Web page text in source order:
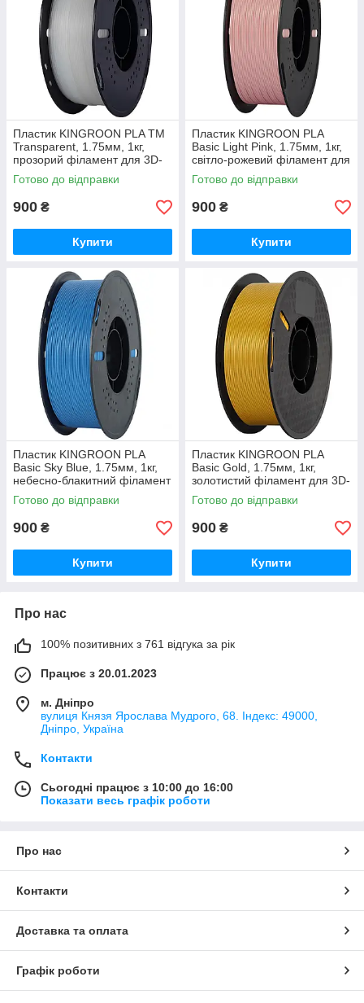
Пластик KINGROON PLA TM
Transparent, 1.75мм, 1кг,
прозорий філамент для 3D-
друку
Готово до відправки
900 ₴
Купити
Пластик KINGROON PLA
Basic Light Pink, 1.75мм, 1кг,
світло-рожевий філамент для
3D-друку
Готово до відправки
900 ₴
Купити
Пластик KINGROON PLA
Basic Sky Blue, 1.75мм, 1кг,
небесно-блакитний філамент
для 3D-друку
Готово до відправки
900 ₴
Купити
Пластик KINGROON PLA
Basic Gold, 1.75мм, 1кг,
золотистий філамент для 3D-
друку
Готово до відправки
900 ₴
Купити
Про нас
100% позитивних з 761 відгука за рік
Працює з 20.01.2023
м. Дніпро
вулиця Князя Ярослава Мудрого, 68. Індекс: 49000,
Дніпро, Україна
Контакти
Сьогодні працює з 10:00 до 16:00
Показати весь графік роботи
Про нас
Контакти
Доставка та оплата
Графік роботи